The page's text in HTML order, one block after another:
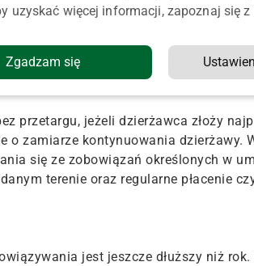
okresu dzierżawy może
że umowa nie będzie przedłużana
gospodarowaniu nieruchomościami
przetargu, jeżeli dzierżawca złoży
o zamiarze kontynuowania dzierżawy.
się ze zobowiązań określonych w
terenie oraz regularne płacenie
jest jeszcze dłuższy niż rok.
uzyskać więcej informacji, zapoznaj się z
Zgadzam się